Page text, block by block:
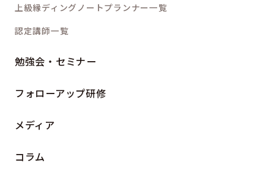
上級縁ディングノートプランナー一覧
認定講師一覧
勉強会・セミナー
フォローアップ研修
メディア
コラム